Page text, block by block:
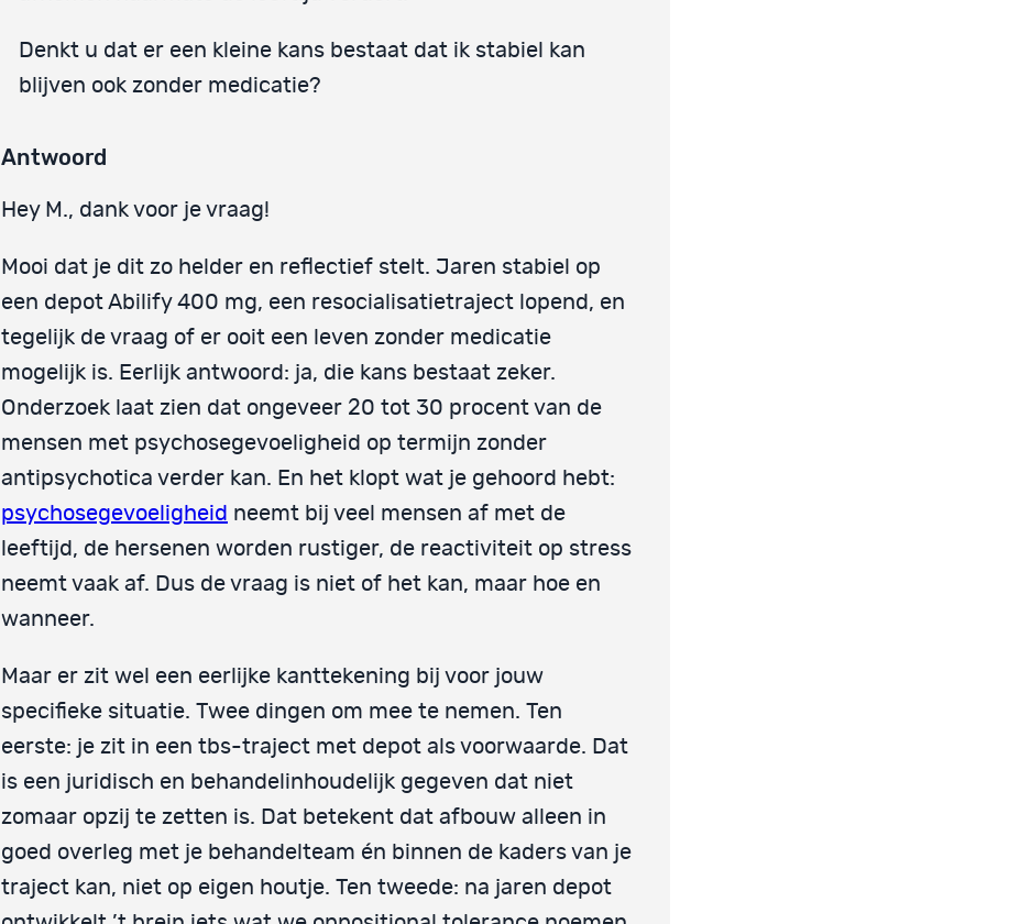
Denkt u dat er een kleine kans bestaat dat ik stabiel kan
blijven ook zonder medicatie?
Antwoord
Hey M., dank voor je vraag!
Mooi dat je dit zo helder en reflectief stelt. Jaren stabiel op
een depot Abilify 400 mg, een resocialisatietraject lopend, en
tegelijk de vraag of er ooit een leven zonder medicatie
mogelijk is. Eerlijk antwoord: ja, die kans bestaat zeker.
Onderzoek laat zien dat ongeveer 20 tot 30 procent van de
mensen met psychosegevoeligheid op termijn zonder
antipsychotica verder kan. En het klopt wat je gehoord hebt:
psychosegevoeligheid neemt bij veel mensen af met de
leeftijd, de hersenen worden rustiger, de reactiviteit op stress
neemt vaak af. Dus de vraag is niet of het kan, maar hoe en
wanneer.
Maar er zit wel een eerlijke kanttekening bij voor jouw
specifieke situatie. Twee dingen om mee te nemen. Ten
eerste: je zit in een tbs-traject met depot als voorwaarde. Dat
is een juridisch en behandelinhoudelijk gegeven dat niet
zomaar opzij te zetten is. Dat betekent dat afbouw alleen in
goed overleg met je behandelteam én binnen de kaders van je
traject kan, niet op eigen houtje. Ten tweede: na jaren depot